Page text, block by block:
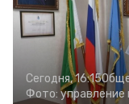
Сегодня, 16:15
Фото: